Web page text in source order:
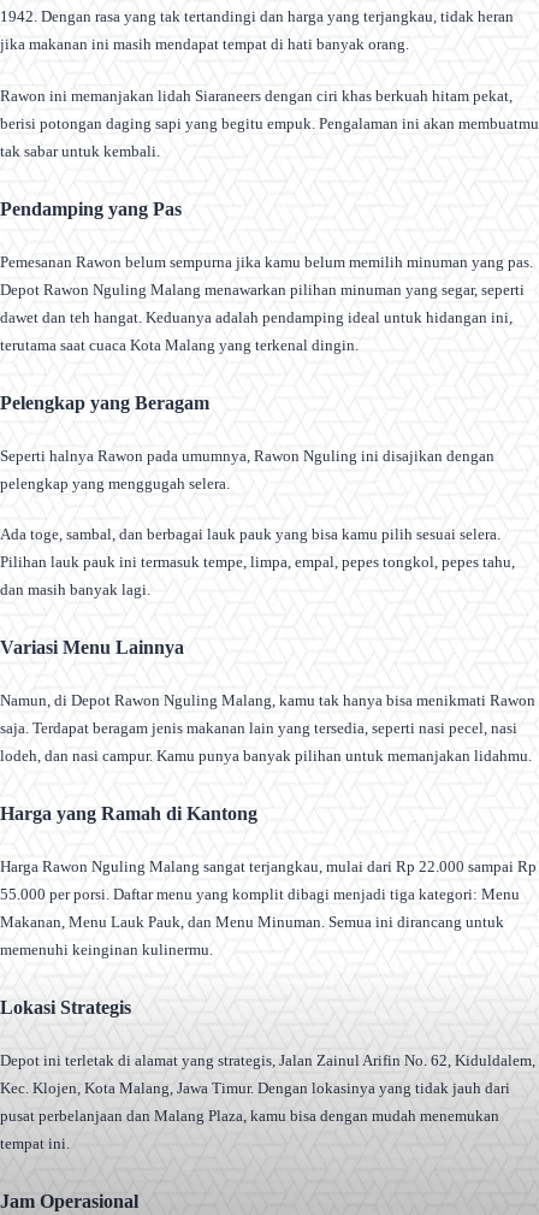
1942. Dengan rasa yang tak tertandingi dan harga yang terjangkau, tidak heran
jika makanan ini masih mendapat tempat di hati banyak orang.
Rawon ini memanjakan lidah Siaraneers dengan ciri khas berkuah hitam pekat,
berisi potongan daging sapi yang begitu empuk. Pengalaman ini akan membuatmu
tak sabar untuk kembali.
Pendamping yang Pas
Pemesanan Rawon belum sempurna jika kamu belum memilih minuman yang pas.
Depot Rawon Nguling Malang menawarkan pilihan minuman yang segar, seperti
dawet dan teh hangat. Keduanya adalah pendamping ideal untuk hidangan ini,
terutama saat cuaca Kota Malang yang terkenal dingin.
Pelengkap yang Beragam
Seperti halnya Rawon pada umumnya, Rawon Nguling ini disajikan dengan
pelengkap yang menggugah selera.
Ada toge, sambal, dan berbagai lauk pauk yang bisa kamu pilih sesuai selera.
Pilihan lauk pauk ini termasuk tempe, limpa, empal, pepes tongkol, pepes tahu,
dan masih banyak lagi.
Variasi Menu Lainnya
Namun, di Depot Rawon Nguling Malang, kamu tak hanya bisa menikmati Rawon
saja. Terdapat beragam jenis makanan lain yang tersedia, seperti nasi pecel, nasi
lodeh, dan nasi campur. Kamu punya banyak pilihan untuk memanjakan lidahmu.
Harga yang Ramah di Kantong
Harga Rawon Nguling Malang sangat terjangkau, mulai dari Rp 22.000 sampai Rp
55.000 per porsi. Daftar menu yang komplit dibagi menjadi tiga kategori: Menu
Makanan, Menu Lauk Pauk, dan Menu Minuman. Semua ini dirancang untuk
memenuhi keinginan kulinermu.
Lokasi Strategis
Depot ini terletak di alamat yang strategis, Jalan Zainul Arifin No. 62, Kiduldalem,
Kec. Klojen, Kota Malang, Jawa Timur. Dengan lokasinya yang tidak jauh dari
pusat perbelanjaan dan Malang Plaza, kamu bisa dengan mudah menemukan
tempat ini.
Jam Operasional